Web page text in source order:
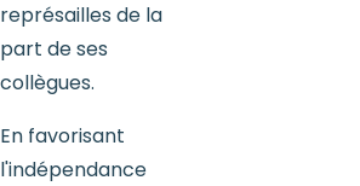
représailles de la
part de ses
collègues.
En favorisant
l'indépendance